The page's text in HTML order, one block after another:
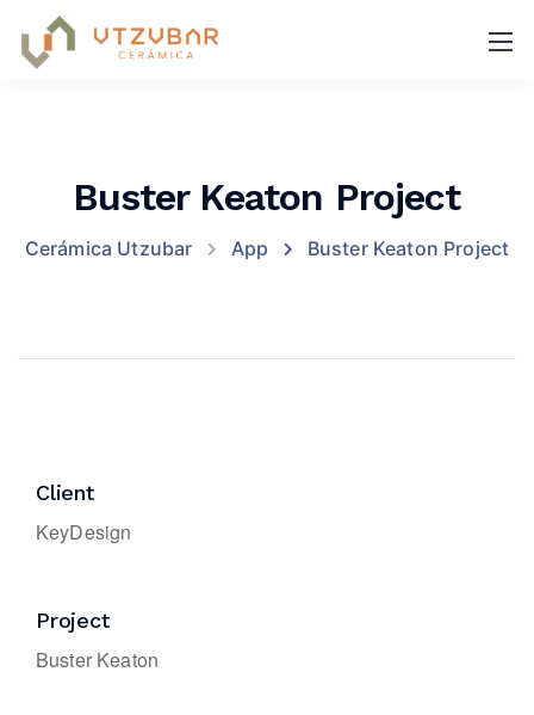
Buster Keaton Project
Cerámica Utzubar App Buster Keaton Project
Client
KeyDesign
Project
Buster Keaton